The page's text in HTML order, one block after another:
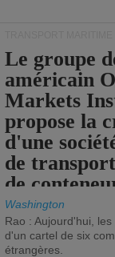
Le groupe
américain
Markets
propose la
d'une
de
de
Washington
Rao : Aujourd'hui,
d'un cartel de six
étrangères.